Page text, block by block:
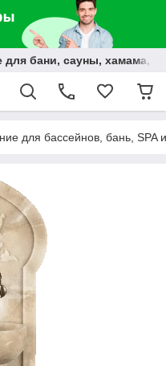
бани, сауны, хамама,
для бассейнов, бань, SPA